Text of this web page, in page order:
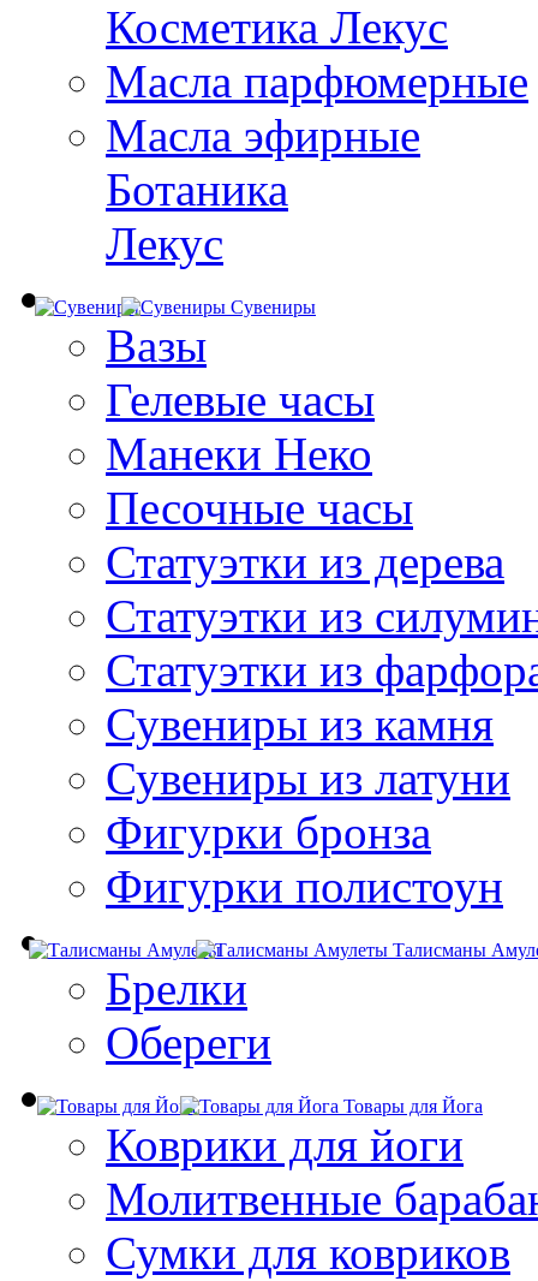
Косметика Лекус
Масла парфюмерные
Масла эфирные
Ботаника
Лекус
Сувениры
Вазы
Гелевые часы
Манеки Неко
Песочные часы
Статуэтки из дерева
Статуэтки из
Статуэтки из
Сувениры из камня
Сувениры из латуни
Фигурки бронза
Фигурки полистоун
Талисманы
Брелки
Обереги
Товары для Йога
Коврики для йоги
Молитвенные
Сумки для ковриков